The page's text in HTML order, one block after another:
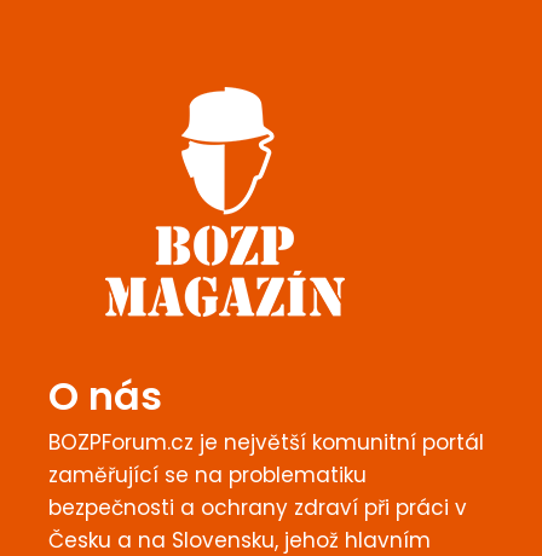
O nás
BOZPForum.cz je největší komunitní portál
zaměřující se na problematiku
bezpečnosti a ochrany zdraví při práci v
Česku a na Slovensku, jehož hlavním